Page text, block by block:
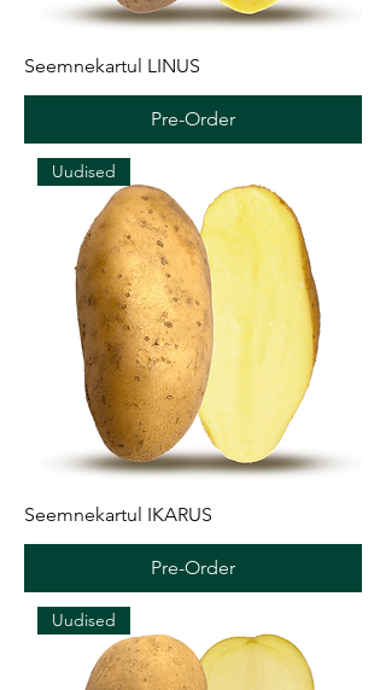
Seemnekartul LINUS
Pre-Order
Uudised
Seemnekartul IKARUS
Pre-Order
Uudised